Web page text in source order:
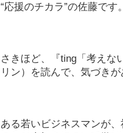
“応援のチカラ”の佐藤です
さきほど、『ting「考えな
リン）を読んで、気づき
ある若いビジネスマンが